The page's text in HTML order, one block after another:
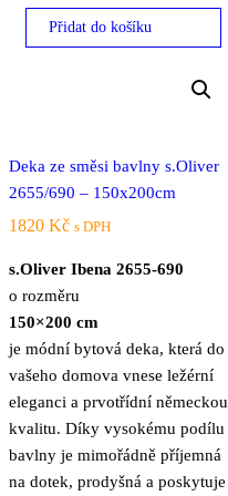
Přidat do košíku
Deka ze směsi bavlny s.Oliver
2655/690 – 150x200cm
1820 Kč s DPH
s.Oliver Ibena 2655-690
o rozměru
150×200 cm
je módní bytová deka, která do
vašeho domova vnese ležérní
eleganci a prvotřídní německou
kvalitu. Díky vysokému podílu
bavlny je mimořádně příjemná
na dotek, prodyšná a poskytuje